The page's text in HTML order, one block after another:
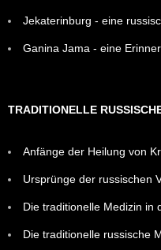
Jekaterinburg - eine
Ganina Jama - eine
TRADITIONELLE
Anfänge der Heilung von
Ursprünge der russischen
Die traditionelle Medizin in
Die traditionelle russische